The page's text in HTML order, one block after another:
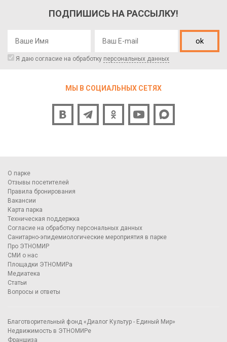
ПОДПИШИСЬ НА РАССЫЛКУ!
ok
Я даю согласие на обработку персональных данных
МЫ В СОЦИАЛЬНЫХ СЕТЯХ
О парке
Отзывы посетителей
Правила бронирования
Вакансии
Карта парка
Техническая поддержка
Согласие на обработку персональных данных
Санитарно-эпидемиологические мероприятия в парке
Про ЭТНОМИР
СМИ о нас
Площадки ЭТНОМИРа
Медиатека
Статьи
Вопросы и ответы
Благотворительный фонд «Диалог Культур - Единый Мир»
Недвижимость в ЭТНОМИРе
Франшиза